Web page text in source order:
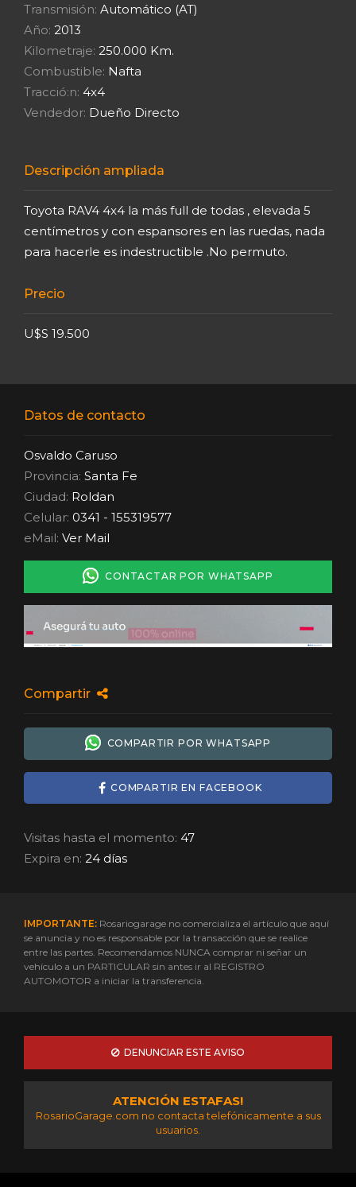
Transmisión: Automático (AT)
Año: 2013
Kilometraje: 250.000 Km.
Combustible: Nafta
Tracció:n: 4x4
Vendedor: Dueño Directo
Descripción ampliada
Toyota RAV4 4x4 la más full de todas , elevada 5
centímetros y con espansores en las ruedas, nada
para hacerle es indestructible .No permuto.
Precio
U$S 19.500
Datos de contacto
Osvaldo Caruso
Provincia: Santa Fe
Ciudad: Roldan
Celular: 0341 - 155319577
eMail: Ver Mail
CONTACTAR POR WHATSAPP
Compartir
COMPARTIR POR WHATSAPP
COMPARTIR EN FACEBOOK
Visitas hasta el momento: 47
Expira en: 24 días
IMPORTANTE: Rosariogarage no comercializa el artículo que aquí
se anuncia y no es responsable por la transacción que se realice
entre las partes. Recomendamos NUNCA comprar ni señar un
vehículo a un PARTICULAR sin antes ir al REGISTRO
AUTOMOTOR a iniciar la transferencia.
DENUNCIAR ESTE AVISO
ATENCIÓN ESTAFAS!
RosarioGarage.com no contacta telefónicamente a sus
usuarios.